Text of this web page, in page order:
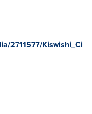
2711577/Kiswishi_Ci